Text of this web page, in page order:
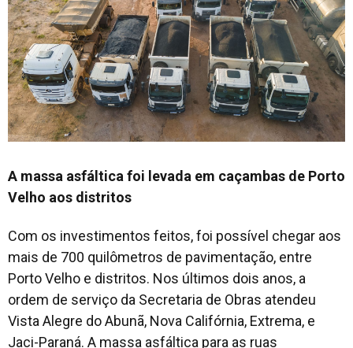
A massa asfáltica foi levada em caçambas de Porto
Velho aos distritos
Com os investimentos feitos, foi possível chegar aos
mais de 700 quilômetros de pavimentação, entre
Porto Velho e distritos. Nos últimos dois anos, a
ordem de serviço da Secretaria de Obras atendeu
Vista Alegre do Abunã, Nova Califórnia, Extrema, e
Jaci-Paraná. A massa asfáltica para as ruas